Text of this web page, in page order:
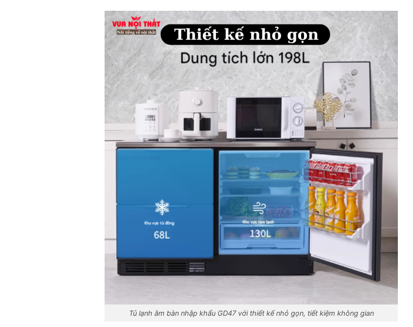
Tủ lạnh âm bàn nhập khẩu GD47 với thiết kế nhỏ gọn, tiết kiệm không gian